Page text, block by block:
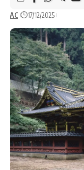
AC 17/12/2025